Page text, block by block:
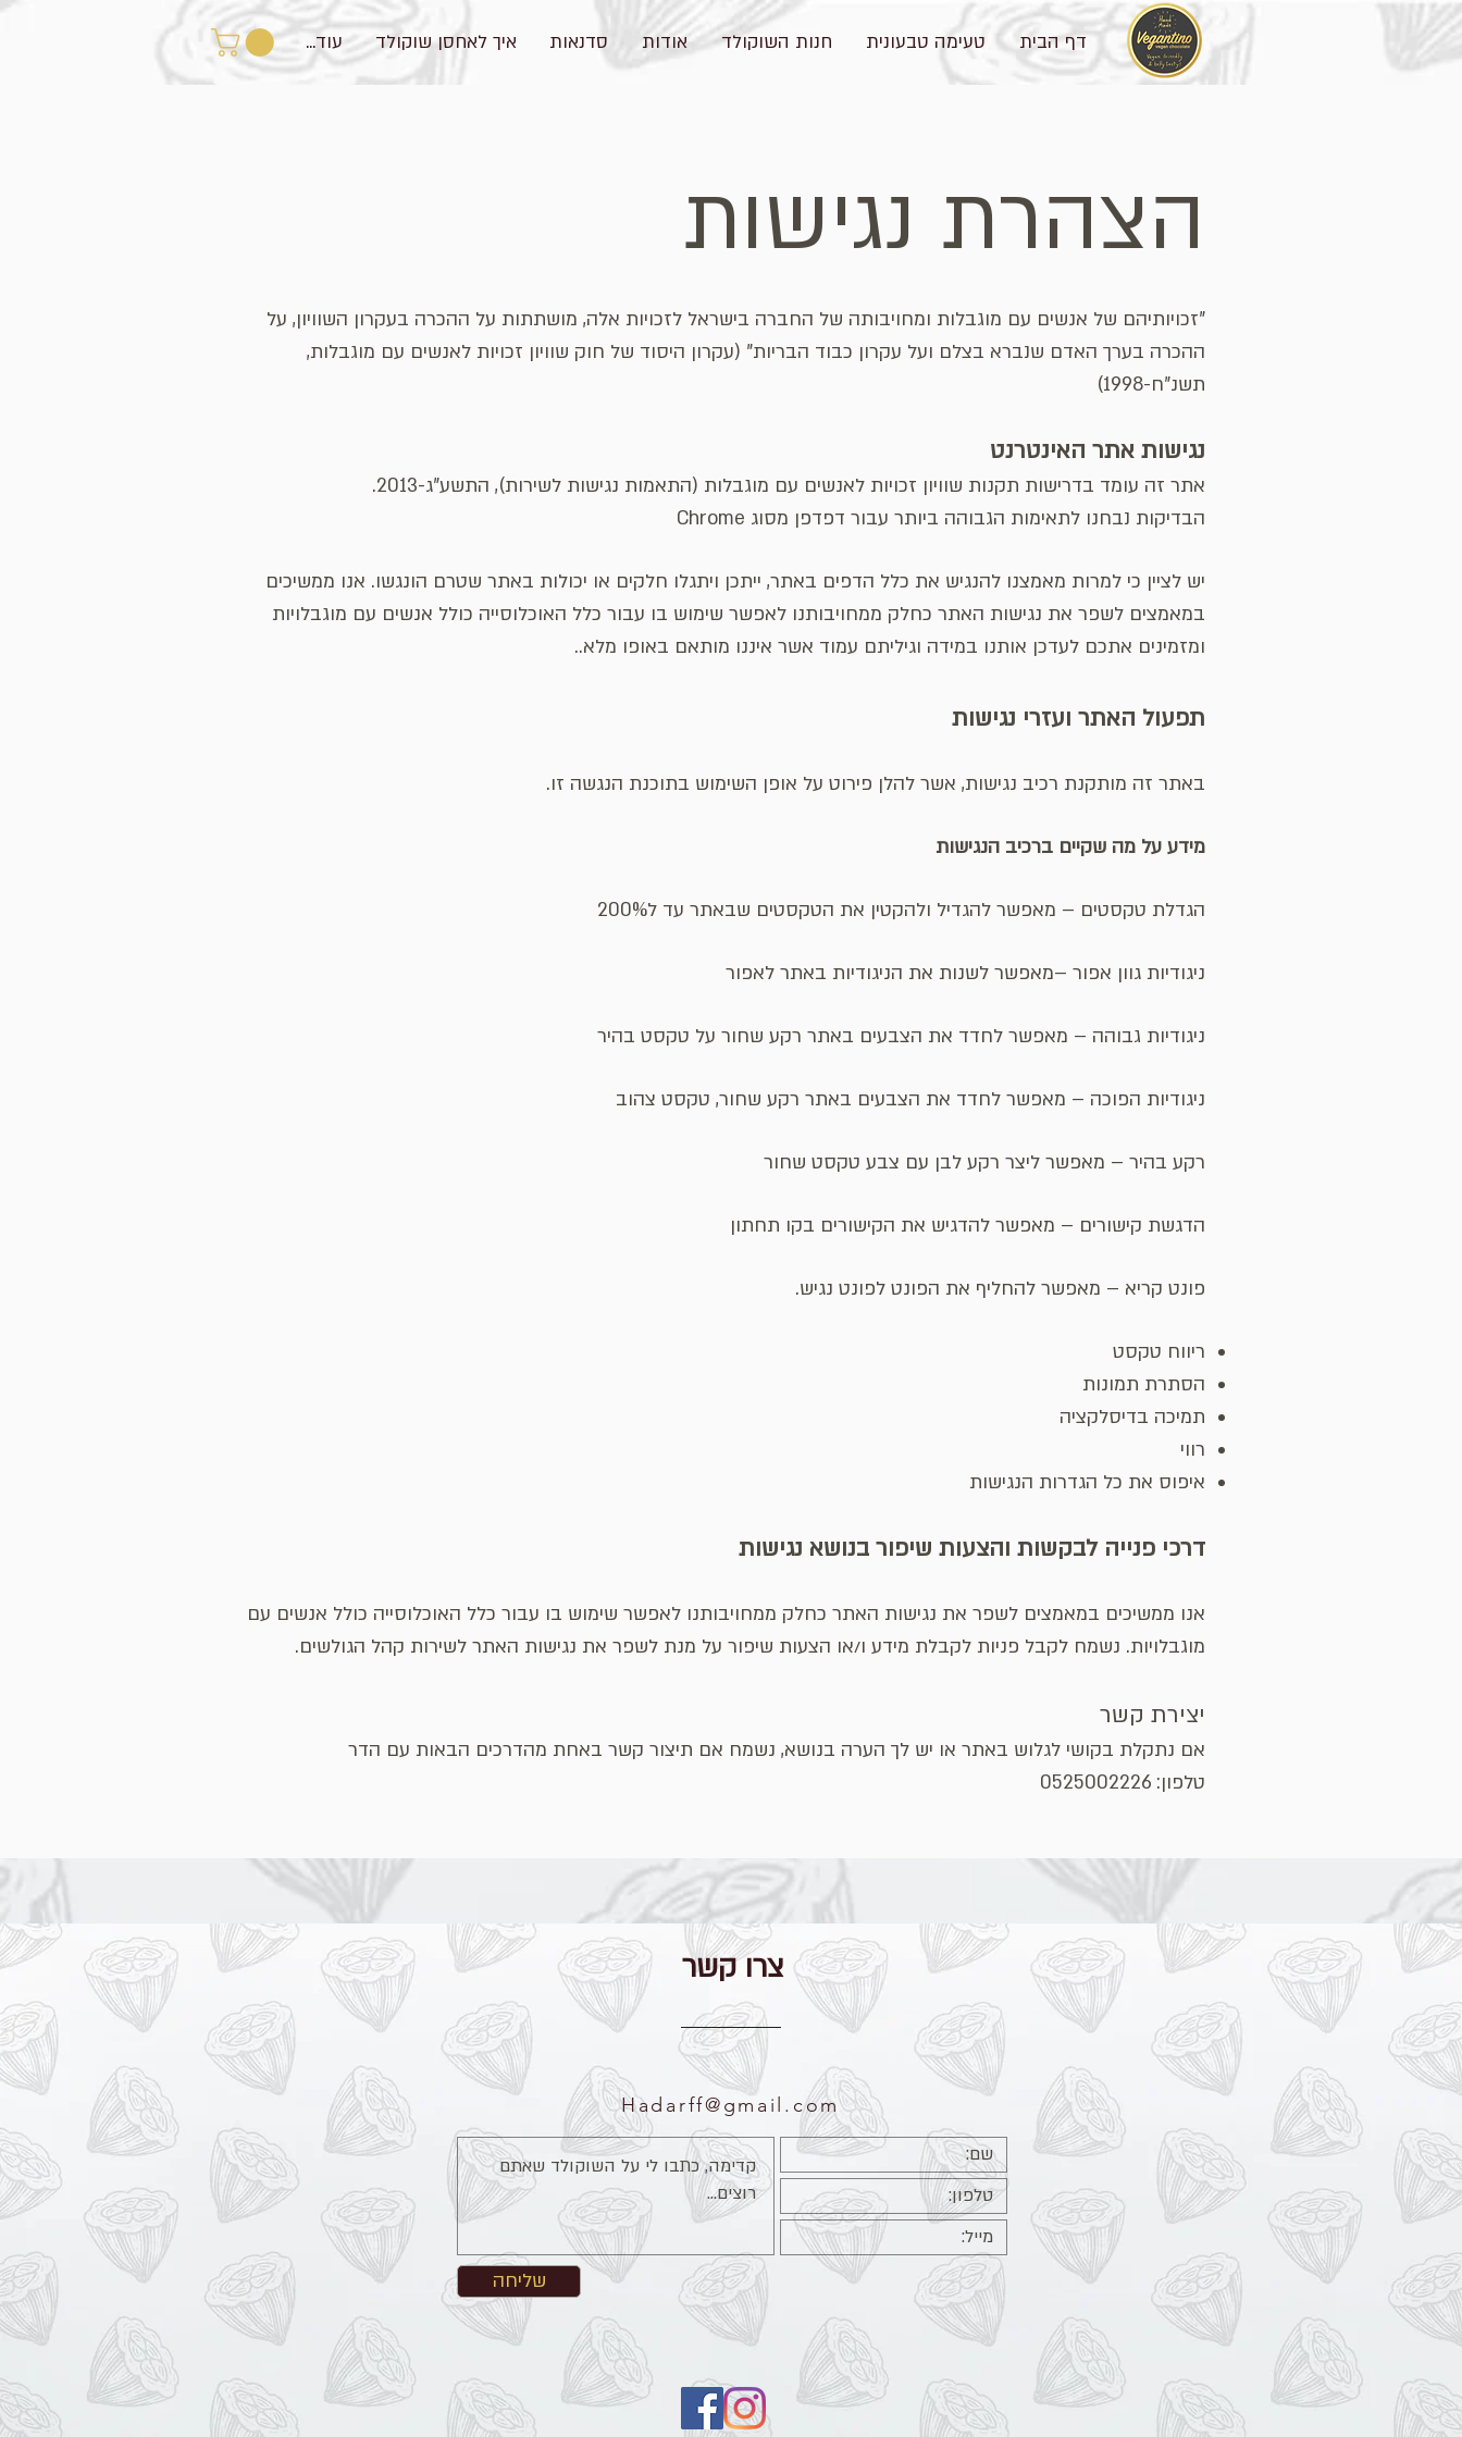
דף הבית טעימה טבעונית חנות השוקולד אודות סדנאות איך לאחסן שוקולד עוד...
הצהרת נגישות
"זכויותיהם של אנשים עם מוגבלות ומחויבותה של החברה בישראל לזכויות אלה, מושתתות על ההכרה בעקרון השוויון, על
ההכרה בערך האדם שנברא בצלם ועל עקרון כבוד הבריות" (עקרון היסוד של חוק שוויון זכויות לאנשים עם מוגבלות,
תשנ"ח-1998)
נגישות אתר האינטרנט
אתר זה עומד בדרישות תקנות שוויון זכויות לאנשים עם מוגבלות (התאמות נגישות לשירות), התשע"ג-2013.
הבדיקות נבחנו לתאימות הגבוהה ביותר עבור דפדפן מסוג Chrome
יש לציין כי למרות מאמצנו להנגיש את כלל הדפים באתר, ייתכן ויתגלו חלקים או יכולות באתר שטרם הונגשו. אנו ממשיכים
במאמצים לשפר את נגישות האתר כחלק ממחויבותנו לאפשר שימוש בו עבור כלל האוכלוסייה כולל אנשים עם מוגבלויות
ומזמינים אתכם לעדכן אותנו במידה וגיליתם עמוד אשר איננו מותאם באופו מלא..
תפעול האתר ועזרי נגישות
באתר זה מותקנת רכיב נגישות, אשר להלן פירוט על אופן השימוש בתוכנת הנגשה זו.
מידע על מה שקיים ברכיב הנגישות
הגדלת טקסטים – מאפשר להגדיל ולהקטין את הטקסטים שבאתר עד ל200%
ניגודיות גוון אפור –מאפשר לשנות את הניגודיות באתר לאפור
ניגודיות גבוהה – מאפשר לחדד את הצבעים באתר רקע שחור על טקסט בהיר
ניגודיות הפוכה – מאפשר לחדד את הצבעים באתר רקע שחור, טקסט צהוב
רקע בהיר – מאפשר ליצר רקע לבן עם צבע טקסט שחור
הדגשת קישורים – מאפשר להדגיש את הקישורים בקו תחתון
פונט קריא – מאפשר להחליף את הפונט לפונט נגיש.
ריווח טקסט
הסתרת תמונות
תמיכה בדיסלקציה
רווי
איפוס את כל הגדרות הנגישות
דרכי פנייה לבקשות והצעות שיפור בנושא נגישות
אנו ממשיכים במאמצים לשפר את נגישות האתר כחלק ממחויבותנו לאפשר שימוש בו עבור כלל האוכלוסייה כולל אנשים עם
מוגבלויות. נשמח לקבל פניות לקבלת מידע ו/או הצעות שיפור על מנת לשפר את נגישות האתר לשירות קהל הגולשים.
יצירת קשר
אם נתקלת בקושי לגלוש באתר או יש לך הערה בנושא, נשמח אם תיצור קשר באחת מהדרכים הבאות עם הדר
טלפון: 0525002226
צרו קשר
Hadarff@gmail.com
שליחה